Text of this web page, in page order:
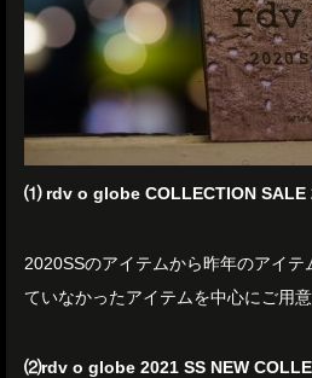
⑴ rdv o globe COLLECTION SALE
2020SSのアイテムから昨年のアイテ
ていなかったアイテムを中心にご用意
⑵rdv o globe 2021 SS NEW